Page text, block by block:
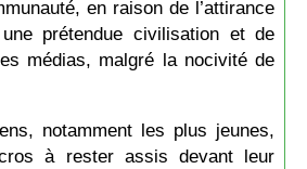
en raison de l’attirance
prétendue civilisation et de
médias, malgré la nocivité de
notamment les plus jeunes,
à rester assis devant leur